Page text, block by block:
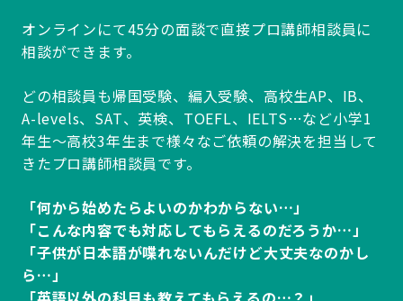
オンラインにて45分の面談で直接プロ講師相談員に
相談ができます。
どの相談員も帰国受験、編入受験、高校生AP、IB、
A-levels、SAT、英検、TOEFL、IELTS…など小学1
年生～高校3年生まで様々なご依頼の解決を担当して
きたプロ講師相談員です。
「何から始めたらよいのかわからない…」
「こんな内容でも対応してもらえるのだろうか…」
「子供が日本語が喋れないんだけど大丈夫なのかし
ら…」